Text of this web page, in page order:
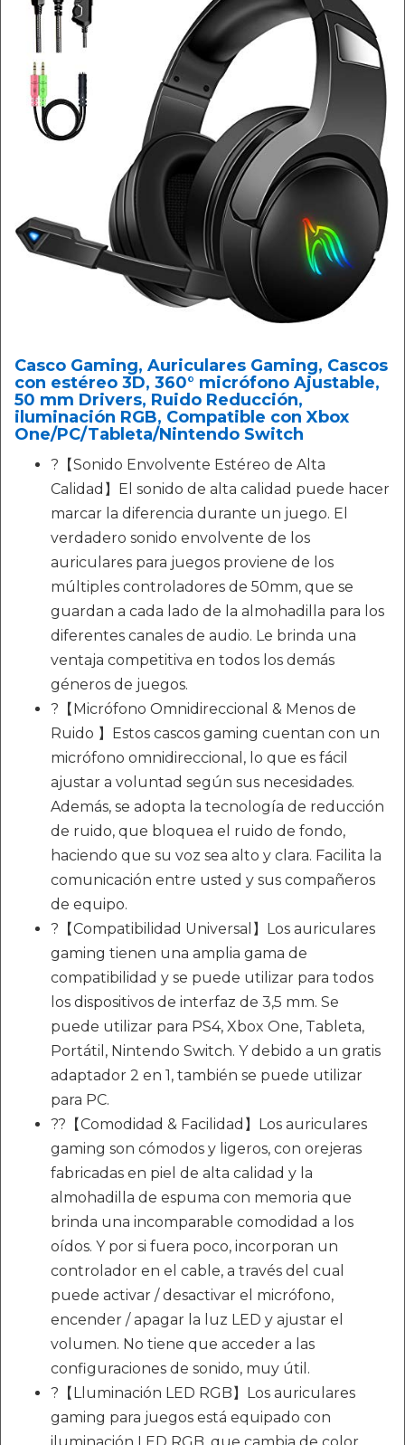
Casco Gaming, Auriculares Gaming, Cascos
con estéreo 3D, 360° micrófono Ajustable,
50 mm Drivers, Ruido Reducción,
iluminación RGB, Compatible con Xbox
One/PC/Tableta/Nintendo Switch
?【Sonido Envolvente Estéreo de Alta
Calidad】El sonido de alta calidad puede hacer
marcar la diferencia durante un juego. El
verdadero sonido envolvente de los
auriculares para juegos proviene de los
múltiples controladores de 50mm, que se
guardan a cada lado de la almohadilla para los
diferentes canales de audio. Le brinda una
ventaja competitiva en todos los demás
géneros de juegos.
?【Micrófono Omnidireccional & Menos de
Ruido 】Estos cascos gaming cuentan con un
micrófono omnidireccional, lo que es fácil
ajustar a voluntad según sus necesidades.
Además, se adopta la tecnología de reducción
de ruido, que bloquea el ruido de fondo,
haciendo que su voz sea alto y clara. Facilita la
comunicación entre usted y sus compañeros
de equipo.
?【Compatibilidad Universal】Los auriculares
gaming tienen una amplia gama de
compatibilidad y se puede utilizar para todos
los dispositivos de interfaz de 3,5 mm. Se
puede utilizar para PS4, Xbox One, Tableta,
Portátil, Nintendo Switch. Y debido a un gratis
adaptador 2 en 1, también se puede utilizar
para PC.
??【Comodidad & Facilidad】Los auriculares
gaming son cómodos y ligeros, con orejeras
fabricadas en piel de alta calidad y la
almohadilla de espuma con memoria que
brinda una incomparable comodidad a los
oídos. Y por si fuera poco, incorporan un
controlador en el cable, a través del cual
puede activar / desactivar el micrófono,
encender / apagar la luz LED y ajustar el
volumen. No tiene que acceder a las
configuraciones de sonido, muy útil.
?【Lluminación LED RGB】Los auriculares
gaming para juegos está equipado con